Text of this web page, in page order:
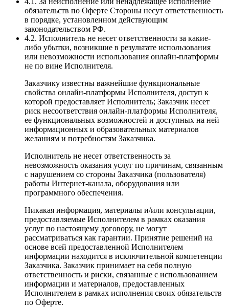
обязательств по Оферте Стороны несут ответственность
в порядке, установленном действующим
законодательством РФ.
4.2. Исполнитель не несет ответственности за какие-
либо убытки, возникшие в результате использования
или невозможности использования онлайн-платформы
не по вине Исполнителя.
Заказчику известны важнейшие функциональные
свойства онлайн-платформы Исполнителя, доступ к
которой предоставляет Исполнитель; Заказчик несет
риск несоответствия онлайн-платформы Исполнителя,
ее функциональных возможностей и доступных на ней
информационных и образовательных материалов
желаниям и потребностям Заказчика.
Исполнитель не несет ответственность за
невозможность оказания услуг по причинам, связанным
с нарушением со стороны Заказчика (пользователя)
работы Интернет-канала, оборудования или
программного обеспечения.
Никакая информация, материалы и/или консультации,
предоставляемые Исполнителем в рамках оказания
услуг по настоящему договору, не могут
рассматриваться как гарантии. Принятие решений на
основе всей предоставленной Исполнителем
информации находится в исключительной компетенции
Заказчика. Заказчик принимает на себя полную
ответственность и риски, связанные с использованием
информации и материалов, предоставленных
Исполнителем в рамках исполнения своих обязательств
по Оферте.